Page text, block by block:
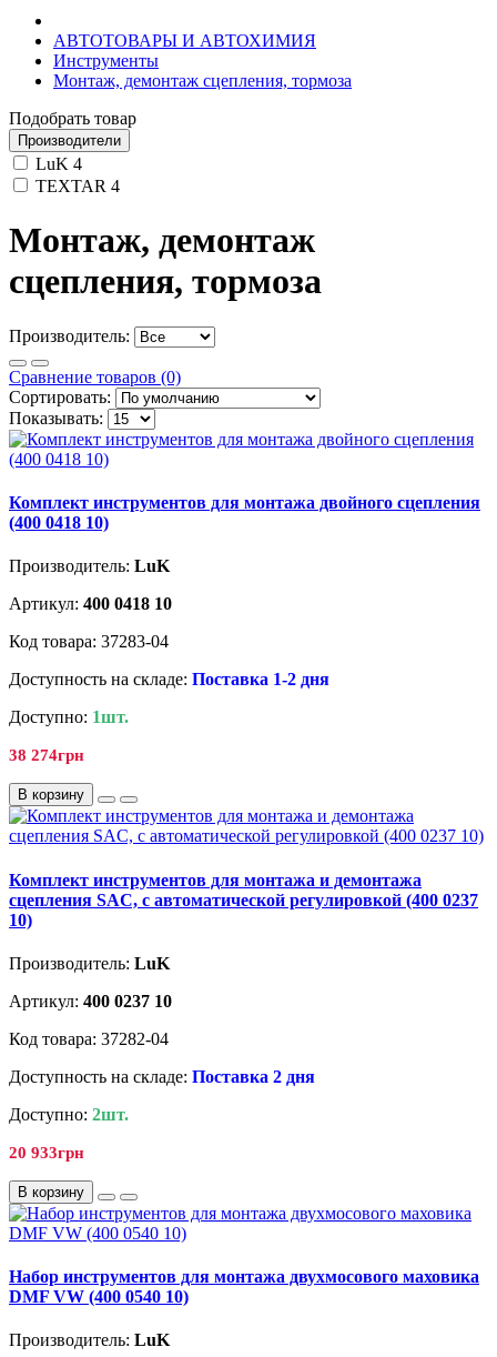
АВТОТОВАРЫ И АВТОХИМИЯ
Инструменты
Монтаж, демонтаж сцепления, тормоза
Подобрать товар
Производители
LuK 4
TEXTAR 4
Монтаж, демонтаж
сцепления, тормоза
Производитель:
Сравнение товаров (0)
Сортировать:
Показывать:
Комплект инструментов для монтажа двойного сцепления
(400 0418 10)
Производитель: LuK
Артикул: 400 0418 10
Код товара: 37283-04
Доступность на складе: Поставка 1-2 дня
Доступно: 1шт.
38 274грн
В корзину
Комплект инструментов для монтажа и демонтажа
сцепления SAC, с автоматической регулировкой (400 0237
10)
Производитель: LuK
Артикул: 400 0237 10
Код товара: 37282-04
Доступность на складе: Поставка 2 дня
Доступно: 2шт.
20 933грн
В корзину
Набор инструментов для монтажа двухмосового маховика
DMF VW (400 0540 10)
Производитель: LuK